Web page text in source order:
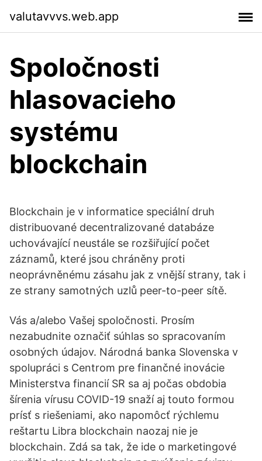
valutavvvs.web.app
Spoločnosti
hlasovacieho
systému
blockchain
Blockchain je v informatice speciální druh
distribuované decentralizované databáze
uchovávající neustále se rozšiřující počet
záznamů, které jsou chráněny proti
neoprávněnému zásahu jak z vnější strany, tak i
ze strany samotných uzlů peer-to-peer sítě.
Vás a/alebo Vašej spoločnosti. Prosím
nezabudnite označiť súhlas so spracovaním
osobných údajov. Národná banka Slovenska v
spolupráci s Centrom pre finančné inovácie
Ministerstva financií SR sa aj počas obdobia
šírenia vírusu COVID-19 snaží aj touto formou
prísť s riešeniami, ako napomôcť rýchlemu
reštartu Libra blockchain naozaj nie je
blockchain. Zdá sa tak, že ide o marketingové